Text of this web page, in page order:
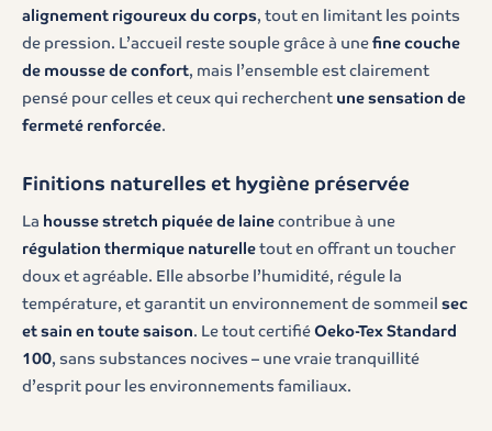
alignement rigoureux du corps, tout en limitant les points
de pression. L’accueil reste souple grâce à unefine couche
de mousse de confort, mais l’ensemble est clairement
pensé pour celles et ceux qui recherchent une sensation de
fermeté renforcée.
Finitions naturelles et hygiène préservée
La housse stretch piquée de lainecontribue à une
régulation thermique naturelletout en offrant un toucher
doux et agréable. Elle absorbe l’humidité, régule la
température, et garantit un environnement de sommeil sec
et sain en toute saison. Le tout certifiéOeko-Tex Standard
100, sans substances nocives – une vraie tranquillité
d’esprit pour les environnements familiaux.